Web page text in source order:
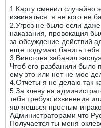
1.Карту сменил случайно
извиняться. я не кого не
2.Угроз не было если
наказания, провокация
за обсуждение действий
еще подумаю банить тебя
3.Винстона забанил
Чтоб его разбанили было
ему это или нет не мое
4.Отчеты я не делаю так
5.За клеву на
тебя требую извинения
являешься простым
АДминистраторами что
Получается ты меня